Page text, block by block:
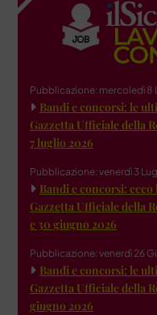
Pubblicazione: mercoledì 8
Bandi e concorsi: le
Gazzetta Ufficiale della
7 luglio 2026
Pubblicazione: venerdì 3
Bandi e concorsi:
Gazzetta Ufficiale della
e 30 giugno 2026
Pubblicazione: venerdì 26
Bandi e concorsi: le
Gazzetta Ufficiale della
giugno 2026